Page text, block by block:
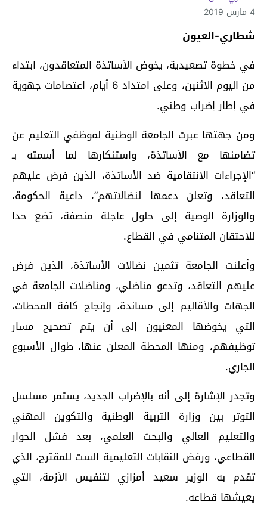
4 مارس 2019
شطاري-العيون
في خطوة تصعيدية، يخوض الأساتذة المتعاقدون، ابتداء
من اليوم الاثنين، وعلى امتداد 6 أيام، اعتصامات جهوية
في إطار إضراب وطني.
ومن جهتها عبرت الجامعة الوطنية لموظفي التعليم عن
تضامنها مع الأساتذة، واستنكارها لما أسمته بـ
“الإجراءات الانتقامية ضد الأساتذة، الذين فرض عليهم
التعاقد، وتعلن دعمها لنضالاتهم”، داعية الحكومة،
والوزارة الوصية إلى حلول عاجلة منصفة، تضع حدا
للاحتقان المتنامي في القطاع.
وأعلنت الجامعة تثمين نضالات الأساتذة، الذين فرض
عليهم التعاقد، وتدعو مناضلي، ومناضلات الجامعة في
الجهات والأقاليم إلى مساندة، وإنجاح كافة المحطات،
التي يخوضها المعنيون إلى أن يتم تصحيح مسار
توظيفهم، ومنها المحطة المعلن عنها، طوال الأسبوع
الجاري.
وتجدر الإشارة إلى أنه بالإضراب الجديد، يستمر مسلسل
التوتر بين وزارة التربية الوطنية والتكوين المهني
والتعليم العالي والبحث العلمي، بعد فشل الحوار
القطاعي، ورفض النقابات التعليمية الست للمقترح، الذي
تقدم به الوزير سعيد أمزازي لتنفيس الأزمة، التي
يعيشها قطاعه.